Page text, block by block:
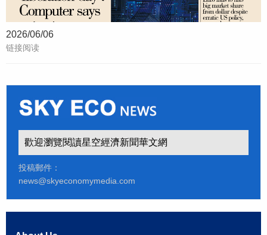
2026/06/06
链接阅读
歡迎瀏覽閱讀星空經濟新聞華文網
投稿郵件：
news@skyeconomymedia.com